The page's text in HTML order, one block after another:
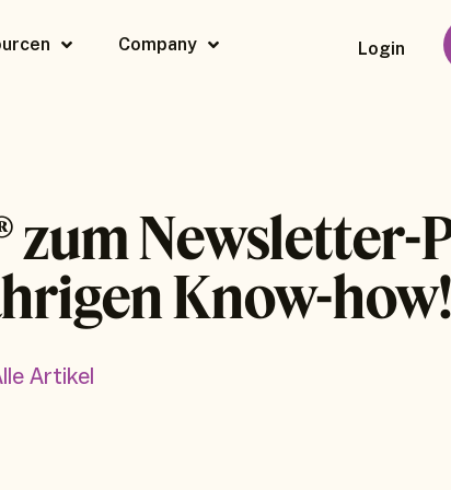
Company Login
zum Newsletter-
Know-how!
Artikel